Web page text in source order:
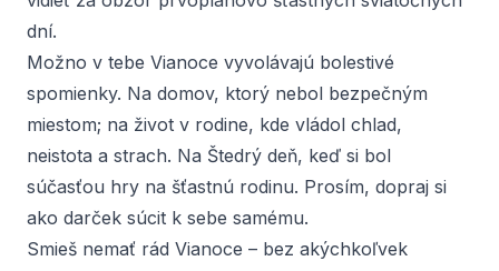
dní.
Možno v tebe Vianoce vyvolávajú bolestivé
spomienky. Na domov, ktorý nebol bezpečným
miestom; na život v rodine, kde vládol chlad,
neistota a strach. Na Štedrý deň, keď si bol
súčasťou hry na šťastnú rodinu. Prosím, dopraj si
ako darček súcit k sebe samému.
Smieš nemať rád Vianoce – bez akýchkoľvek